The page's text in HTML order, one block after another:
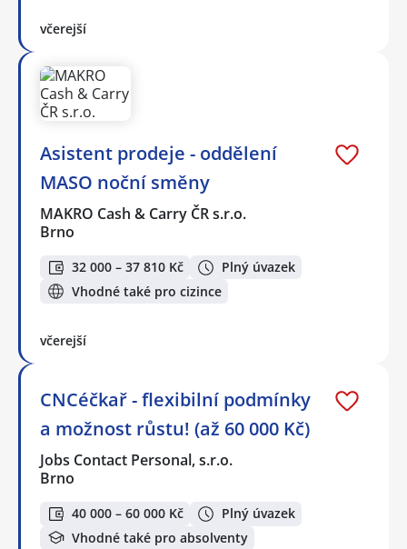
včerejší
Asistent prodeje - oddělení
MASO noční směny
MAKRO Cash & Carry ČR s.r.o.
Brno
32 000 – 37 810 Kč
Plný úvazek
Vhodné také pro cizince
včerejší
CNCéčkař - flexibilní podmínky
a možnost růstu! (až 60 000 Kč)
Jobs Contact Personal, s.r.o.
Brno
40 000 – 60 000 Kč
Plný úvazek
Vhodné také pro absolventy